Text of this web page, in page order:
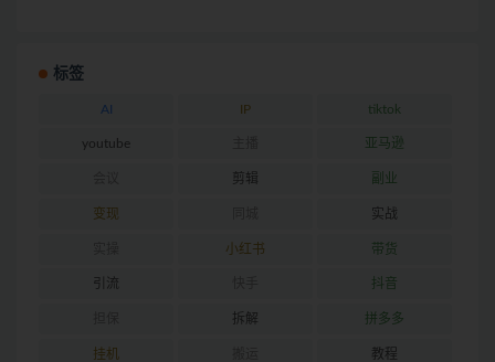
标签
AI IP tiktok
youtube 亚马逊
剪辑 副业
变现 实战
小红书 带货
引流 抖音
拆解 拼多多
挂机 教程